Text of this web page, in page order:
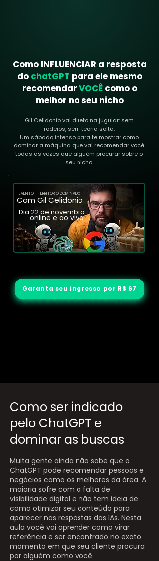
Como INFLUENCIAR a resposta
do chatGPT para ele mesmo
recomendar VOCÊcomo o
melhor no seu nicho
Gil Celidonio vai direto na jugular: sem
rodeios, sem teoria solta.
Um sábado intenso para te mostrar como
dominar a máquina que vai recomendar você
todas as vezes que alguém procurar sobre o
seu nicho.
EVENTO - TERRITORIO DOMINADO
Com Gil Celidonio
online e ao vivo
Dia 22 de novembro
Garanta seu ingresso por R$ 67
Como ser indicado
pelo ChatGPT e
dominar as buscas
Muita gente ainda não sabe que o
ChatGPT pode recomendar pessoas e
negócios como os melhores da área. A
maioria sofre com a falta de
visibilidade digital e não tem ideia de
como otimizar seu conteúdo para
aparecer nas respostas das IAs. Nesta
aula você vai aprender como virar
referência e ser encontrado no exato
momento em que seu cliente procura
por alguém como você.